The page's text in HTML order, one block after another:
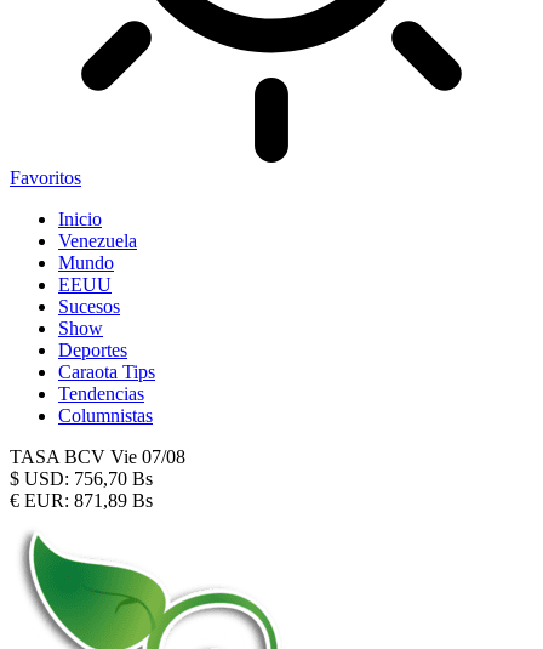
Favoritos
Inicio
Venezuela
Mundo
EEUU
Sucesos
Show
Deportes
Caraota Tips
Tendencias
Columnistas
TASA BCV Vie 07/08
$ USD: 756,70 Bs
€ EUR: 871,89 Bs